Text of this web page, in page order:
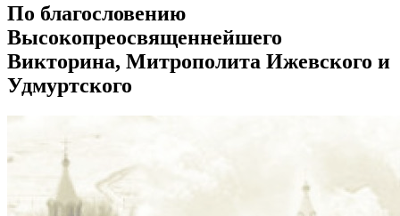
По благословению
Высокопреосвященнейшего
Викторина, Митрополита Ижевского и
Удмуртского